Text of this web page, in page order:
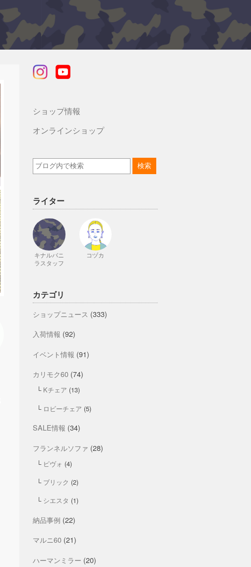
ショップ情報
オンラインショップ
ライター
キナルバニ
ラスタッフ
コヅカ
カテゴリ
ショップニュース (333)
入荷情報 (92)
イベント情報 (91)
カリモク60 (74)
Kチェア (13)
ロビーチェア (5)
SALE情報 (34)
フランネルソファ (28)
ピヴォ (4)
ブリック (2)
シエスタ (1)
納品事例 (22)
マルニ60 (21)
ハーマンミラー (20)